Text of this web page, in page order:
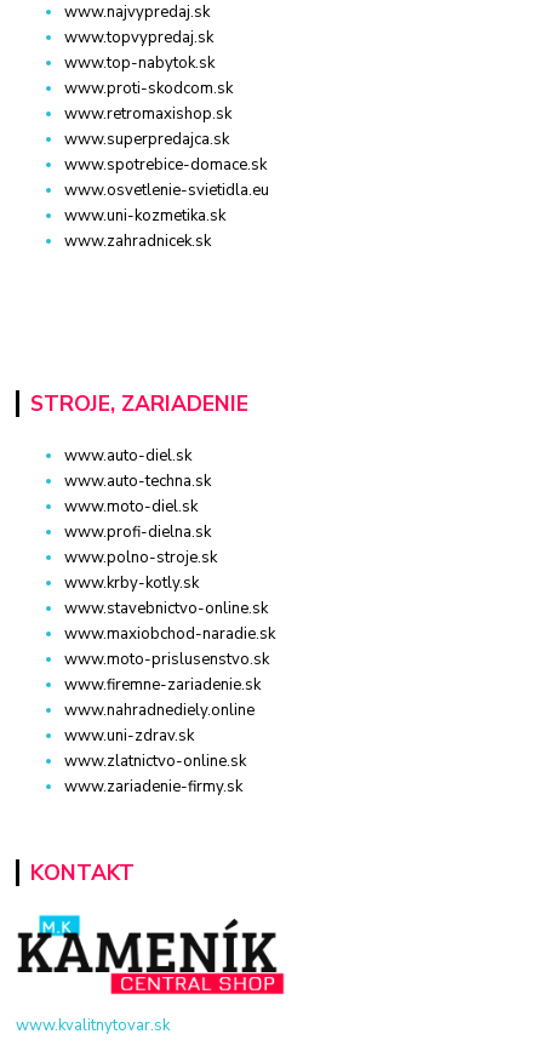
www.najvypredaj.sk
www.topvypredaj.sk
www.top-nabytok.sk
www.proti-skodcom.sk
www.retromaxishop.sk
www.superpredajca.sk
www.spotrebice-domace.sk
www.osvetlenie-svietidla.eu
www.uni-kozmetika.sk
www.zahradnicek.sk
STROJE, ZARIADENIE
www.auto-diel.sk
www.auto-techna.sk
www.moto-diel.sk
www.profi-dielna.sk
www.polno-stroje.sk
www.krby-kotly.sk
www.stavebnictvo-online.sk
www.maxiobchod-naradie.sk
www.moto-prislusenstvo.sk
www.firemne-zariadenie.sk
www.nahradnediely.online
www.uni-zdrav.sk
www.zlatnictvo-online.sk
www.zariadenie-firmy.sk
KONTAKT
www.kvalitnytovar.sk